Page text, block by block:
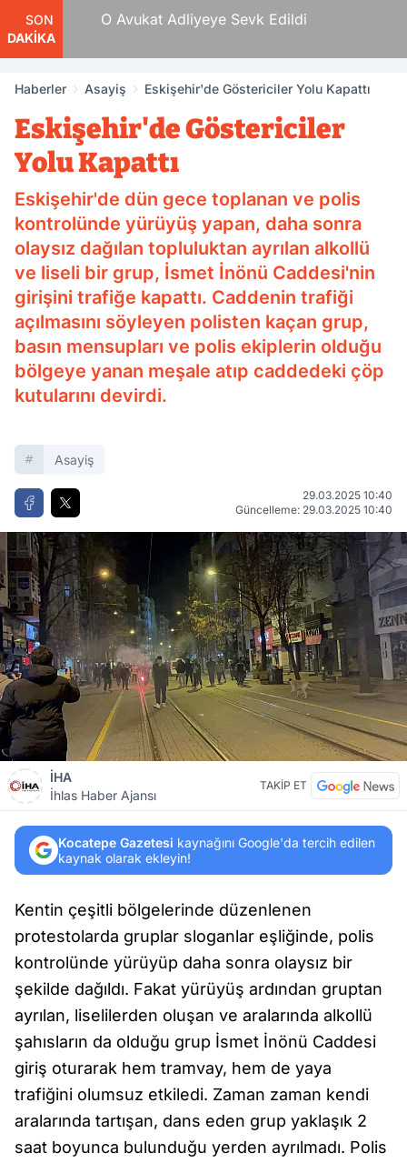
SON
DAKİKA
O Avukat Adliyeye Sevk Edildi
Haberler Asayiş Eskişehir'de Göstericiler Yolu Kapattı
Eskişehir'de Göstericiler
Yolu Kapattı
Eskişehir'de dün gece toplanan ve polis
kontrolünde yürüyüş yapan, daha sonra
olaysız dağılan topluluktan ayrılan alkollü
ve liseli bir grup, İsmet İnönü Caddesi'nin
girişini trafiğe kapattı. Caddenin trafiği
açılmasını söyleyen polisten kaçan grup,
basın mensupları ve polis ekiplerin olduğu
bölgeye yanan meşale atıp caddedeki çöp
kutularını devirdi.
Asayiş
29.03.2025 10:40
Güncelleme: 29.03.2025 10:40
İHA
İhlas Haber Ajansı
TAKİP ET
Kocatepe Gazetesi kaynağını Google'da tercih edilen
kaynak olarak ekleyin!
Kentin çeşitli bölgelerinde düzenlenen
protestolarda gruplar sloganlar eşliğinde, polis
kontrolünde yürüyüp daha sonra olaysız bir
şekilde dağıldı. Fakat yürüyüş ardından gruptan
ayrılan, liselilerden oluşan ve aralarında alkollü
şahısların da olduğu grup İsmet İnönü Caddesi
giriş oturarak hem tramvay, hem de yaya
trafiğini olumsuz etkiledi. Zaman zaman kendi
aralarında tartışan, dans eden grup yaklaşık 2
saat boyunca bulunduğu yerden ayrılmadı. Polis